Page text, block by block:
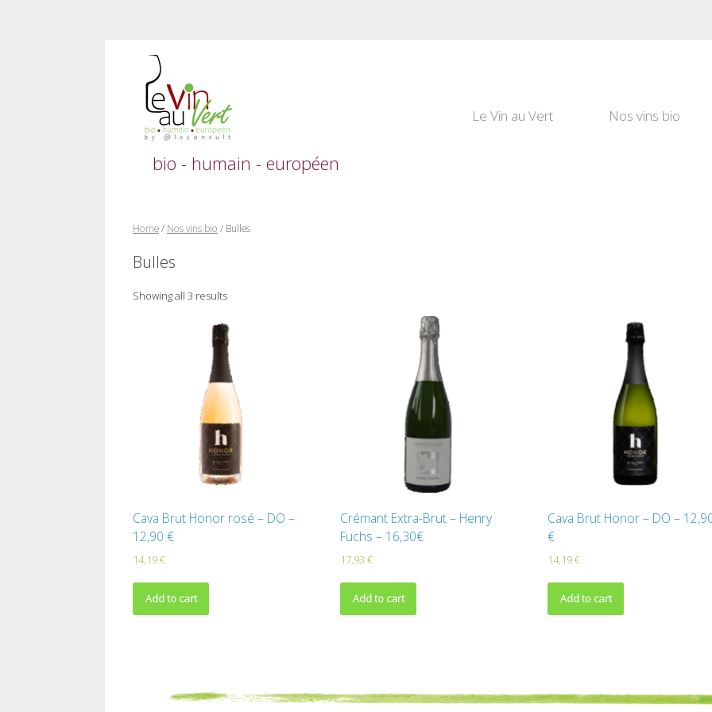
bio - humain - européen
Le Vin au Vert Nos vins bio
Home/ Nos vins bio / Bulles
Bulles
Showing all 3 results
Cava Brut Honor rosé – DO –
12,90 €
14,19€
Add to cart
Crémant Extra-Brut – Henry
Fuchs – 16,30€
17,93€
Add to cart
Cava Brut Honor – DO –
€
14,19€
Add to cart